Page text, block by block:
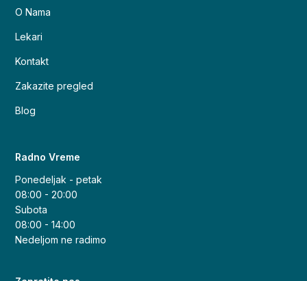
O Nama
Lekari
Kontakt
Zakazite pregled
Blog
Radno Vreme
Ponedeljak - petak
08:00 - 20:00
Subota
08:00 - 14:00
Nedeljom ne radimo